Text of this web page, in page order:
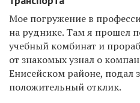
Мое погружение в
на руднике. Там я прошел
учебный комбинат и
от знакомых узнал о
Енисейском районе, подал
положительный отклик.